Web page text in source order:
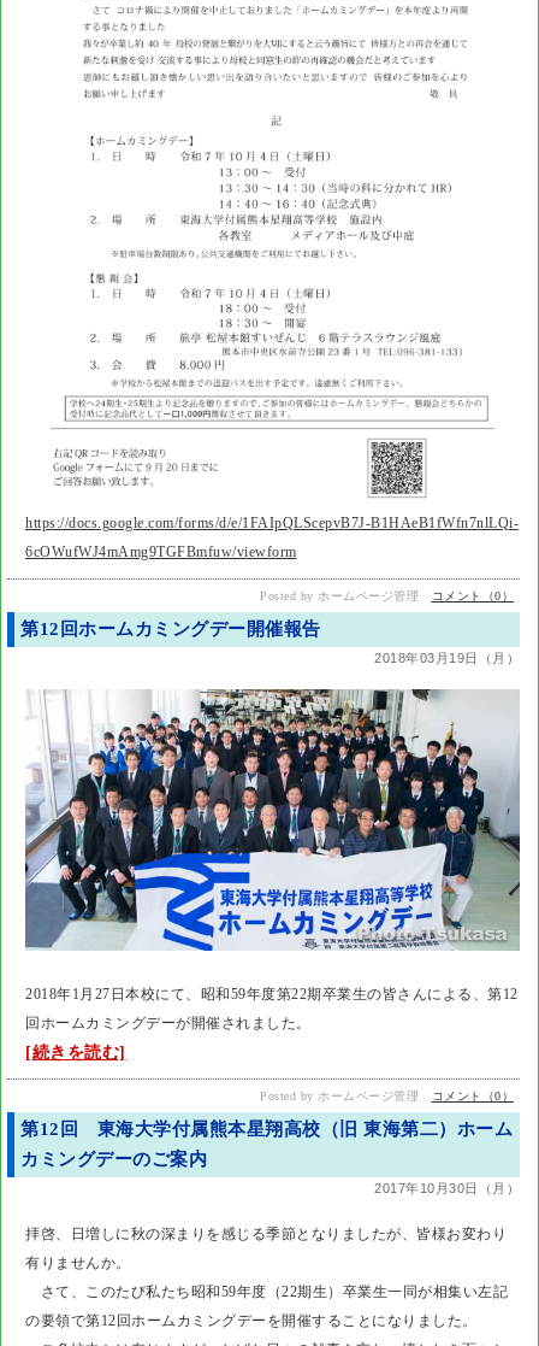
https://docs.google.com/forms/d/e/1FAIpQLScepvB7J-B1HAeB1fWfn7nlLQi-
6cOWufWJ4mAmg9TGFBmfuw/viewform
Posted by ホームページ管理 コメント（0）
第12回ホームカミングデー開催報告
2018年03月19日（月）
2018年1月27日本校にて、昭和59年度第22期卒業生の皆さんによる、第12
回ホームカミングデーが開催されました。
[続きを読む]
Posted by ホームページ管理 コメント（0）
第12回 東海大学付属熊本星翔高校（旧 東海第二）ホーム
カミングデーのご案内
2017年10月30日（月）
拝啓、日増しに秋の深まりを感じる季節となりましたが、皆様お変わり
有りませんか。
さて、このたび私たち昭和59年度（22期生）卒業生一同が相集い左記
の要領で第12回ホームカミングデーを開催することになりました。